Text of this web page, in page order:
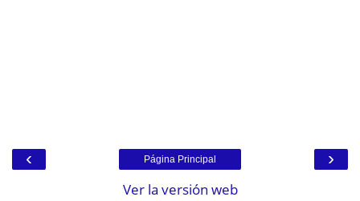
‹ ›
Página Principal
Ver la versión web